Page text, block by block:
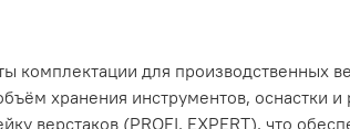
для производственных
хранения инструментов, оснастки и
верстаков (PROFI, EXPERT), что